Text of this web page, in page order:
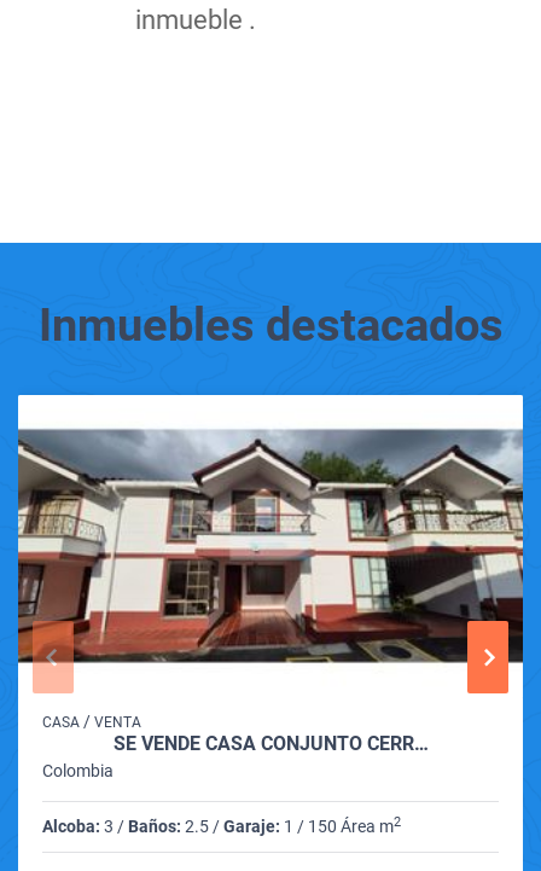
inmueble .
Inmuebles destacados
CASA / VENTA
SE VENDE CASA CONJUNTO CERR…
Colombia
Alcoba: 3 / Baños: 2.5 /Garaje: 1 / 150 Área m2